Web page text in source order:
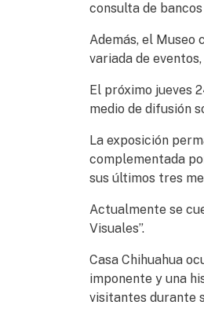
consulta de
Además, el Museo
variada de
El próximo jueves
medio de difusión
La exposición
complementada
sus últimos tres
Actualmente se
Visuales”.
Casa Chihuahua
imponente y una
visitantes durante